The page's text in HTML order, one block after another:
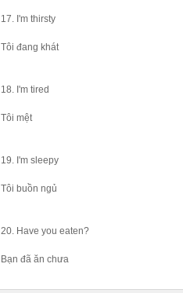
17. I'm thirsty
Tôi đang khát
18. I'm tired
Tôi mệt
19. I'm sleepy
Tôi buồn ngủ
20. Have you eaten?
Bạn đã ăn chưa